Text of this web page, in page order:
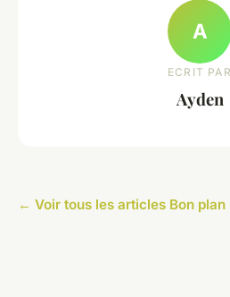
A
ECRIT PAR
Ayden
← Voir tous les articles Bon plan